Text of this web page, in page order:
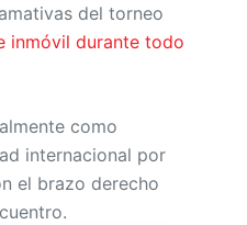
del torneo
inmóvil durante todo
como
internacional por
el brazo derecho